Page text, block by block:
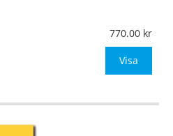
folie
annat mått upp till 0,13m²)
770.00
Visa